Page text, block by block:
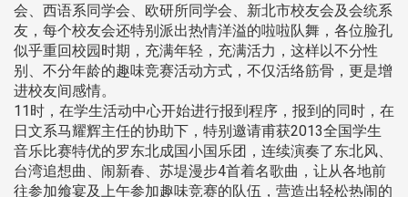
会、西语系同学会、欧研所同学会、新北市校友会及会统系
友，每个校友会还特别派出热情洋溢的啦啦队舞，各位脸孔
似乎重回校园时期，充满年轻，充满活力，这样以不分性
别、不分年龄的趣味竞赛活动方式，不仅活络筋骨，更是增
进校友间感情。
11时，在学生活动中心开始进行报到程序，报到的同时，在
日文系马耀辉主任的协助下，特别邀请甫获2013全国学生
音乐比赛特优的罗东北成国小国乐团，连续演奏了东北风、
台湾追想曲、闹新春、苏堤漫步4首着名歌曲，让从各地前
往参加飨宴及上午参加趣味竞赛的队伍，营造出轻松热闹的